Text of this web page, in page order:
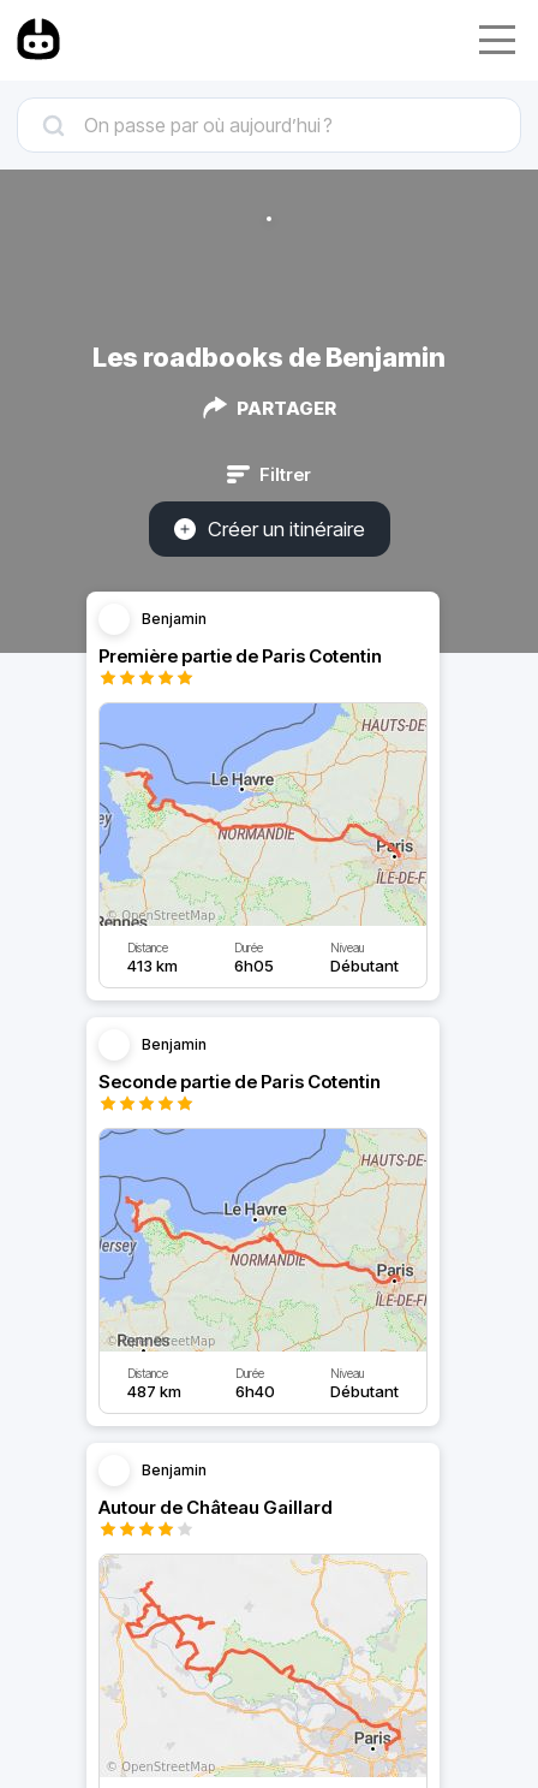
Les roadbooks de Benjamin
PARTAGER
Filtrer
Créer un itinéraire
Benjamin
Première partie de Paris Cotentin
Distance
413 km
Durée
6h05
Niveau
Débutant
Benjamin
Seconde partie de Paris Cotentin
Distance
487 km
Durée
6h40
Niveau
Débutant
Benjamin
Autour de Château Gaillard